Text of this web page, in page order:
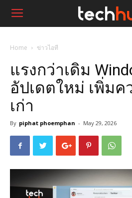
Home ข่าวไอที
แรงกว่าเดิม
อัปเดตใหม่ เพิ่มค
เก่า
By piphat phoemphan - May 29, 2026